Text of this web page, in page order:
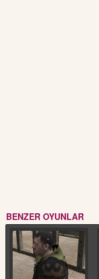
BENZER OYUNLAR